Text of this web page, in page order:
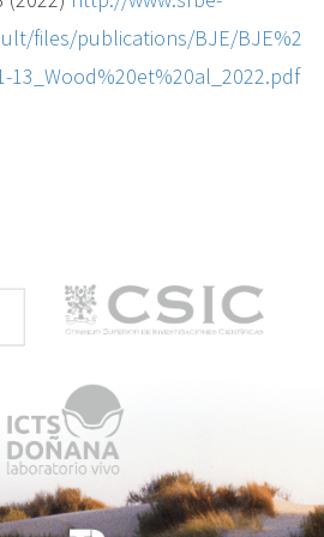
files/publications/BJE/BJE%2
13_Wood%20et%20al_2022.pdf
e
n
ú
p
r
i